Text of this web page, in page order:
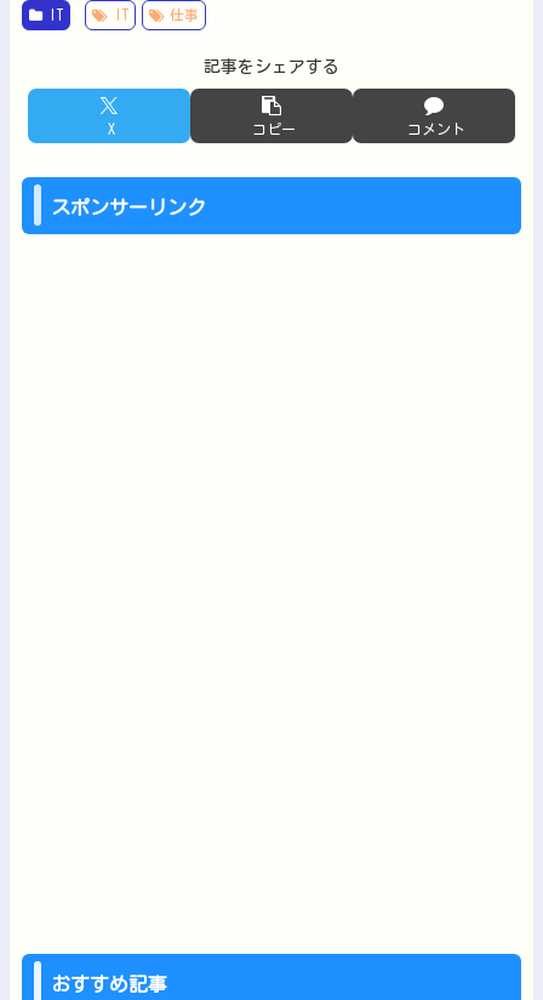
仕事
記事をシェアする
X コピー コメント
スポンサーリンク
おすすめ記事